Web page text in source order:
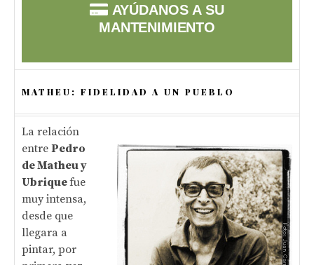
AYÚDANOS A SU
MANTENIMIENTO
MATHEU: FIDELIDAD A UN PUEBLO
La relación
entre Pedro
de Matheu y
Ubriquefue
muy intensa,
desde que
llegara a
pintar, por